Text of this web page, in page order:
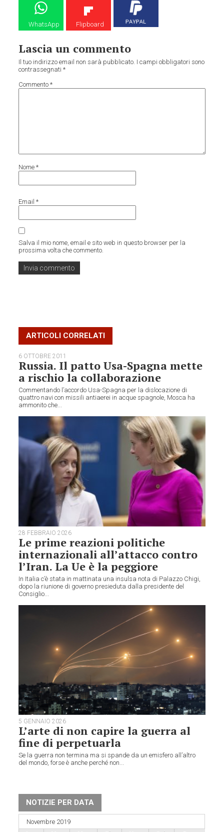
WhatsApp Flipboard
Lascia un commento
Il tuo indirizzo email non sarà pubblicato. I campi obbligatori sono
contrassegnati*
Commento*
Nome*
Email*
Salva il mio nome, email e sito web in questo browser per la
prossima volta che commento.
ARTICOLI CORRELATI
6 OTTOBRE 2011
Russia. Il patto Usa-Spagna mette
a rischio la collaborazione
Commentando l’accordo Usa-Spagna per la dislocazione di
quattro navi con missili antiaerei in acque spagnole, Mosca ha
ammonito che...
28 FEBBRAIO 2026
Le prime reazioni politiche
internazionali all’attacco contro
l’Iran. La Ue è la peggiore
In Italia c’è stata in mattinata una insulsa nota di Palazzo Chigi,
dopo la riunione di governo presieduta dalla presidente del
Consiglio...
5 GENNAIO 2026
L’arte di non capire la guerra al
fine di perpetuarla
Se la guerra non termina ma si spande da un emisfero all’altro
del mondo, forse è anche perché non...
NOTIZIE PER DATA
Novembre 2019